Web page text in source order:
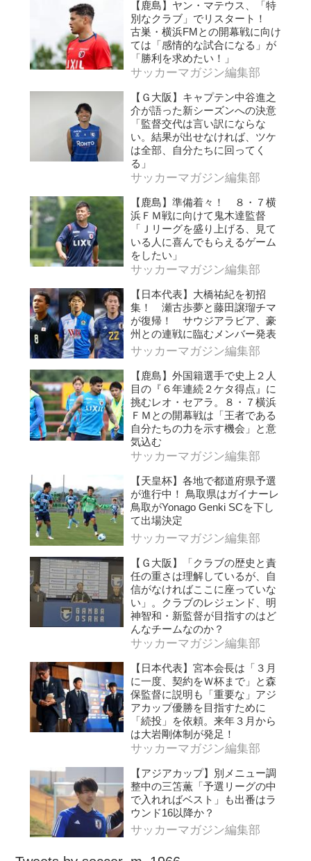
【鹿島】ヤン・マテウス、「特
別なクラブ」でリスタート！
古巣・横浜FMとの開幕戦に向け
ては「感情的な試合になる」が
「勝利を求めたい！」
サッカーマガジン編集部
【Ｇ大阪】キャプテン中谷進之
介が語った新シーズンへの決意
「監督交代は言い訳にならな
い。結果が出せなければ、ツケ
は全部、自分たちに回ってく
る」
サッカーマガジン編集部
【鹿島】準備着々！ ８・７横
浜ＦＭ戦に向けて鬼木達監督
「Ｊリーグを盛り上げる、見て
いる人に喜んでもらえるゲーム
をしたい」
サッカーマガジン編集部
【日本代表】大橋祐紀を初招
集！ 瀬古歩夢と藤田譲瑠チマ
が復帰！ サウジアラビア、豪
州との連戦に臨むメンバー発表
サッカーマガジン編集部
【鹿島】外国籍選手で史上２人
目の『６年連続２ケタ得点』に
挑むレオ・セアラ。８・７横浜
ＦＭとの開幕戦は「王者である
自分たちの力を示す機会」と意
気込む
サッカーマガジン編集部
【天皇杯】各地で都道府県予選
が進行中！ 鳥取県はガイナーレ
鳥取がYonago Genki SCを下し
て出場決定
サッカーマガジン編集部
【Ｇ大阪】「クラブの歴史と責
任の重さは理解しているが、自
信がなければここに座っていな
い」。クラブのレジェンド、明
神智和・新監督が目指すのはど
んなチームなのか？
サッカーマガジン編集部
【日本代表】宮本会長は「３月
に一度、契約をＷ杯まで」と森
保監督に説明も「重要な」アジ
アカップ優勝を目指すために
「続投」を依頼。来年３月から
は大岩剛体制が発足！
サッカーマガジン編集部
【アジアカップ】別メニュー調
整中の三笘薫「予選リーグの中
で入れればベスト」も出番はラ
ウンド16以降か？
サッカーマガジン編集部